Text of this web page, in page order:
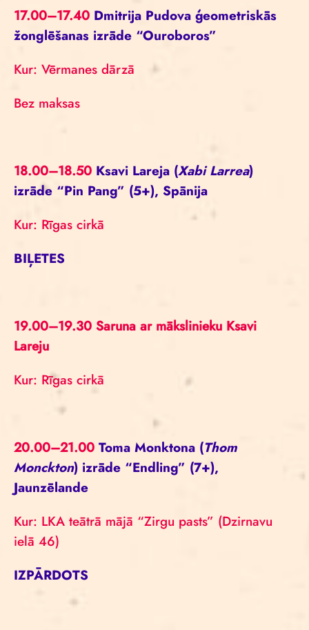
17.00–17.40 Dmitrija Pudova ģeometriskās
žonglēšanas izrāde “Ouroboros”
Kur: Vērmanes dārzā
Bez maksas
18.00–18.50 Ksavi Lareja (Xabi Larrea)
izrāde “Pin Pang” (5+), Spānija
Kur: Rīgas cirkā
BIĻETES
19.00–19.30 Saruna ar mākslinieku Ksavi
Lareju
Kur: Rīgas cirkā
20.00–21.00 Toma Monktona (Thom
Monckton) izrāde “Endling” (7+),
Jaunzēlande
Kur: LKA teātrā mājā “Zirgu pasts” (Dzirnavu
ielā 46)
IZPĀRDOTS